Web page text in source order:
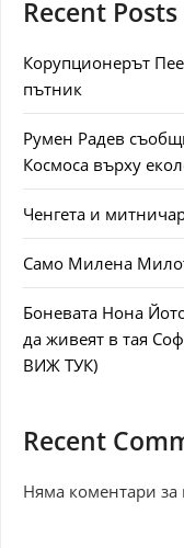
Recent Posts
Корупционерът
пътник
Румен Радев
Космоса върху
Ченгета и
Само Милена
Боневата Нона
да живеят в тая
ВИЖ ТУК)
Recent
Няма коментари за